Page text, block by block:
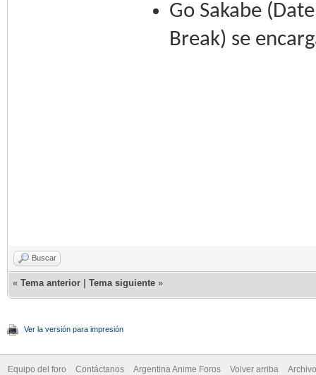
Go Sakabe
Break) se
Buscar
« Tema anterior Tema siguiente »
Ver la versión para impresión
Equipo del foro Contáctanos Argentina Anime Foros Volver arriba